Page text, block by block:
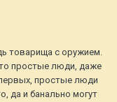
товарища с оружием.
простые люди, даже
простые люди
да и банально могут